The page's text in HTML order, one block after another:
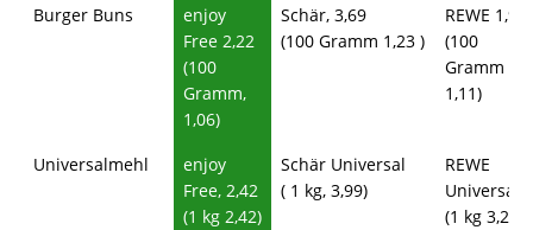
Burger Buns
enjoy
Free 2,22
(100
Gramm,
1,06)
Schär, 3,69
(100 Gramm 1,23 )
REWE 1,99
(100
Gramm
1,11)
Universalmehl
enjoy
Free, 2,42
(1 kg 2,42)
Schär Universal
( 1 kg, 3,99)
REWE
Universal
(1 kg 3,23)